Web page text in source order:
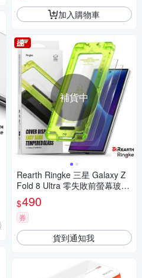
加入購物車
補貨中
Rearth Ringke 三星 Galaxy Z
Fold 8 Ultra 零失敗前螢幕玻璃
保護貼(2片裝)
$490
券
貨到通知我